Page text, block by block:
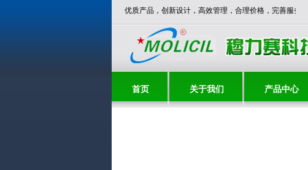
***** 穆力赛欢迎您！***** 优质产品，创新设计，高效管理，合理价格，完善服务
首页 关于我们 产品中心